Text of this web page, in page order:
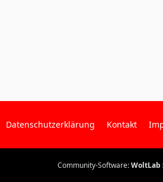
Datenschutzerklärung Kontakt
Community-Software:WoltLab